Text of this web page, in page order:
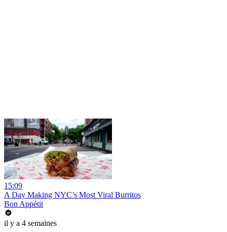
15:09
A Day Making NYC’s Most Viral Burritos
Bon Appétit
il y a 4 semaines